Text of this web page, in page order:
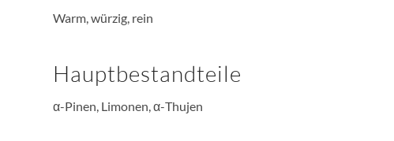
Warm, würzig, rein
Hauptbestandteile
α-Pinen, Limonen, α-Thujen